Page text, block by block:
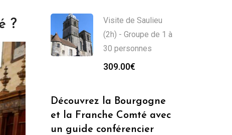
?
Visite de Saulieu
(2h) - Groupe de 1 à
30 personnes
309.00€
Découvrez la Bourgogne
et la Franche Comté avec
un guide conférencier